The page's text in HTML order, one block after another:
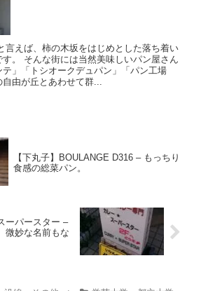
言えば、柿の木坂をはじめとした落ち着い
。 そんな街には当然美味しいパン屋さん
」「トシオークデュパン」「パン工場
由が丘とあわせて群...
【下丸子】BOULANGE D316 – もっちり
食感の総菜パン。
ーパースター –
微妙な名前もな